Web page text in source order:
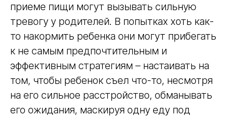
приеме пищи могут вызывать сильную
тревогу у родителей. В попытках хоть как-
то накормить ребенка они могут прибегать
к не самым предпочтительным и
эффективным стратегиям – настаивать на
том, чтобы ребенок съел что-то, несмотря
на его сильное расстройство, обманывать
его ожидания, маскируя одну еду под